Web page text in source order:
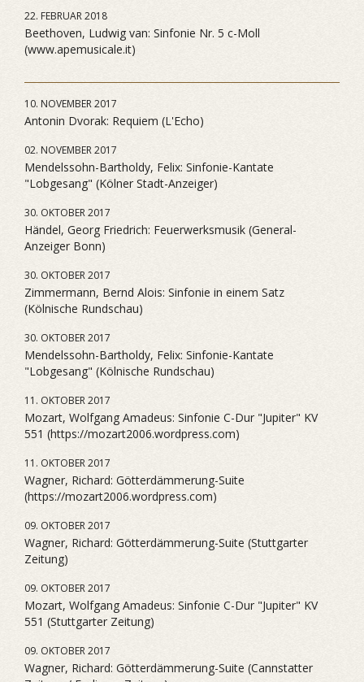
22. FEBRUAR 2018
Beethoven, Ludwig van: Sinfonie Nr. 5 c-Moll
(www.apemusicale.it)
10. NOVEMBER 2017
Antonin Dvorak: Requiem (L'Echo)
02. NOVEMBER 2017
Mendelssohn-Bartholdy, Felix: Sinfonie-Kantate
"Lobgesang" (Kölner Stadt-Anzeiger)
30. OKTOBER 2017
Händel, Georg Friedrich: Feuerwerksmusik (General-
Anzeiger Bonn)
30. OKTOBER 2017
Zimmermann, Bernd Alois: Sinfonie in einem Satz
(Kölnische Rundschau)
30. OKTOBER 2017
Mendelssohn-Bartholdy, Felix: Sinfonie-Kantate
"Lobgesang" (Kölnische Rundschau)
11. OKTOBER 2017
Mozart, Wolfgang Amadeus: Sinfonie C-Dur "Jupiter" KV
551 (https://mozart2006.wordpress.com)
11. OKTOBER 2017
Wagner, Richard: Götterdämmerung-Suite
(https://mozart2006.wordpress.com)
09. OKTOBER 2017
Wagner, Richard: Götterdämmerung-Suite (Stuttgarter
Zeitung)
09. OKTOBER 2017
Mozart, Wolfgang Amadeus: Sinfonie C-Dur "Jupiter" KV
551 (Stuttgarter Zeitung)
09. OKTOBER 2017
Wagner, Richard: Götterdämmerung-Suite (Cannstatter